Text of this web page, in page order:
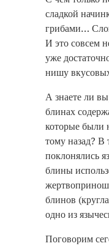
сладкой
грибами…
И это совсем
уже
нишу
А знаете ли
блинах
которые были
тому назад? В
поклонялись
блины
блинов
одно из
Поговорим